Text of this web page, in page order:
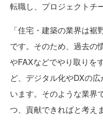
転職し、プロジェクトチ
「住宅・建築の業界は
です。そのため、過去の
やFAXなどでやり取りを
ど、デジタル化やDXの
います。そのような業界
つ、貢献できればと考え